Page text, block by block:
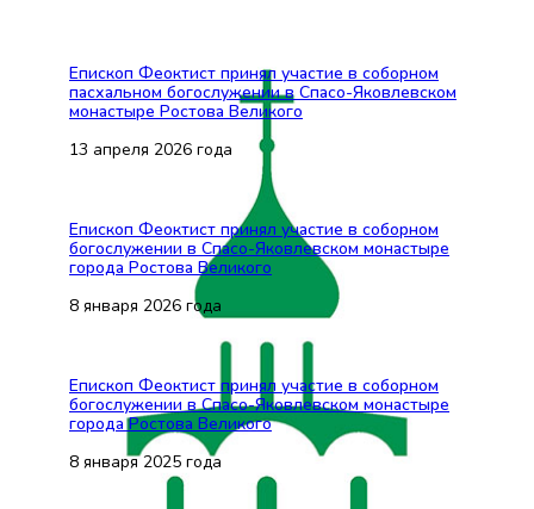
Епископ Феоктист принял участие в соборном
пасхальном богослужении в Спасо-Яковлевском
монастыре Ростова Великого
13 апреля 2026 года
Епископ Феоктист принял участие в соборном
богослужении в Спасо-Яковлевском монастыре
города Ростова Великого
8 января 2026 года
Епископ Феоктист принял участие в соборном
богослужении в Спасо-Яковлевском монастыре
города Ростова Великого
8 января 2025 года